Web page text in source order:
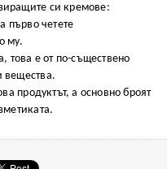
си кремове:
първо четете
му.
това е от по-съществено
вещества.
продуктът, а основно броят